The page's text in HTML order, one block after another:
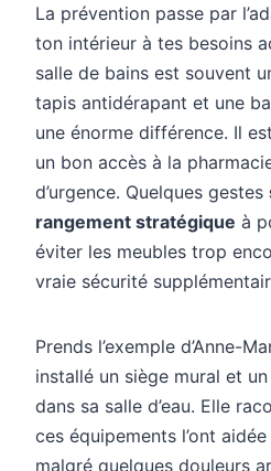
La prévention passe par
ton intérieur à tes besoins
salle de bains est souvent
tapis antidérapant et une
une énorme différence. Il
un bon accès à la
d’urgence. Quelques gestes
rangement stratégique à
éviter les meubles trop
vraie sécurité
Prends l’exemple d’Anne-
installé un siège mural et
dans sa salle d’eau. Elle
ces équipements l’ont
malgré quelques douleurs